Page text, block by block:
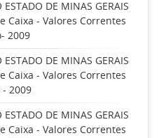
ESTADO DE MINAS GERAIS
Caixa - Valores Correntes
2009
ESTADO DE MINAS GERAIS
Caixa - Valores Correntes
- 2009
ESTADO DE MINAS GERAIS
Caixa - Valores Correntes